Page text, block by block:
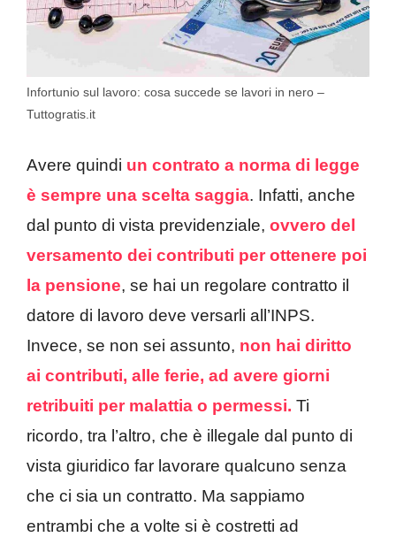
Infortunio sul lavoro: cosa succede se lavori in nero –
Tuttogratis.it
Avere quindi un contrato a norma di legge
è sempre una scelta saggia. Infatti, anche
dal punto di vista previdenziale, ovvero del
versamento dei contributi per ottenere poi
la pensione, se hai un regolare contratto il
datore di lavoro deve versarli all’INPS.
Invece, se non sei assunto, non hai diritto
ai contributi, alle ferie, ad avere giorni
retribuiti per malattia o permessi. Ti
ricordo, tra l’altro, che è illegale dal punto di
vista giuridico far lavorare qualcuno senza
che ci sia un contratto. Ma sappiamo
entrambi che a volte si è costretti ad